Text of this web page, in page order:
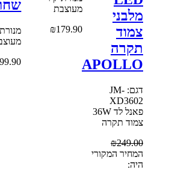
מלבני
תקרה
APOLLO
דגם: JM-
XD3602
פאנל לד 36W
צמוד תקרה
₪
המחיר המקורי
מעוצבת
₪
שחור
מנורת קיר
מעוצבת
₪